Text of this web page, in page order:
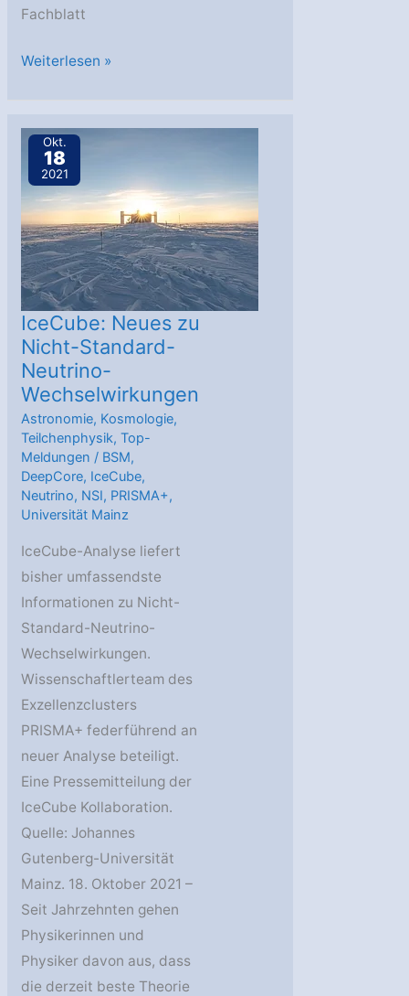
Fachblatt
DESY:
kosmische
Katastrophe
Weiterlesen »
Okt.
18
2021
IceCube: Neues zu
Nicht-Standard-
Neutrino-
Wechselwirkungen
Astronomie, Kosmologie,
Teilchenphysik,Top-
Meldungen / BSM,
DeepCore, IceCube,
Neutrino, NSI, PRISMA+,
Universität Mainz
IceCube-Analyse liefert
bisher umfassendste
Informationen zu Nicht-
Standard-Neutrino-
Wechselwirkungen.
Wissenschaftlerteam des
Exzellenzclusters
PRISMA+ federführend an
neuer Analyse beteiligt.
Eine Pressemitteilung der
IceCube Kollaboration.
Quelle: Johannes
Gutenberg-Universität
Mainz. 18. Oktober 2021 –
Seit Jahrzehnten gehen
Physikerinnen und
Physiker davon aus, dass
die derzeit beste Theorie